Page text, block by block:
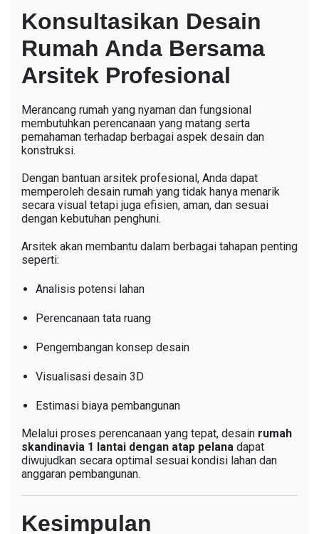
Konsultasikan Desain
Rumah Anda Bersama
Arsitek Profesional
Merancang rumah yang nyaman dan fungsional
membutuhkan perencanaan yang matang serta
pemahaman terhadap berbagai aspek desain dan
konstruksi.
Dengan bantuan arsitek profesional, Anda dapat
memperoleh desain rumah yang tidak hanya menarik
secara visual tetapi juga efisien, aman, dan sesuai
dengan kebutuhan penghuni.
Arsitek akan membantu dalam berbagai tahapan penting
seperti:
Analisis potensi lahan
Perencanaan tata ruang
Pengembangan konsep desain
Visualisasi desain 3D
Estimasi biaya pembangunan
Melalui proses perencanaan yang tepat, desain rumah
skandinavia 1 lantai dengan atap pelana dapat
diwujudkan secara optimal sesuai kondisi lahan dan
anggaran pembangunan.
Kesimpulan